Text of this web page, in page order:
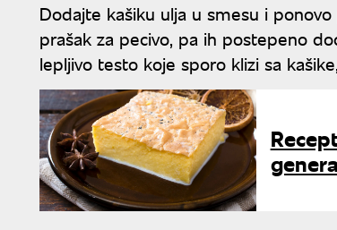
Dodajte kašiku ulja u smesu i
prašak za pecivo, pa ih postepeno
lepljivo testo koje sporo klizi sa